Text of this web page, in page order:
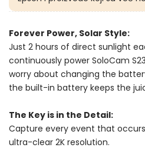
Forever Power, Solar Style:
Just 2 hours of direct sunlight
continuously power SoloCam
worry about changing the
the built-in battery keeps the
The Key is in the Detail:
Capture every event that
ultra-clear 2K resolution.